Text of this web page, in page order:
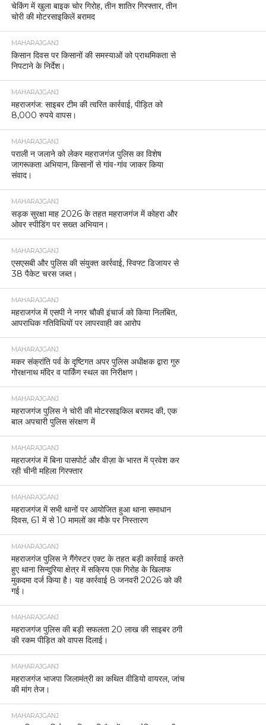
चेकिंग में खुला बाइक चोर गिरोह, तीन शातिर गिरफ्तार, तीन
चोरी की मोटरसाइकिलें बरामद
MAHARAJGANJ
किसान दिवस पर किसानों की समस्याओं को प्राथमिकता से
निपटाने के निर्देश।
MAHARAJGANJ
महराजगंज: साइबर टीम की त्वरित कार्रवाई, पीड़ित को
8,000 रुपये वापस।
MAHARAJGANJ
पराली न जलाने को लेकर महराजगंज पुलिस का विशेष
जागरूकता अभियान, किसानों से गांव-गांव जाकर किया
संवाद।
MAHARAJGANJ
सड़क सुरक्षा माह 2026 के तहत महराजगंज में कोहरा और
ओवर स्पीडिंग पर सख्त अभियान।
MAHARAJGANJ
एसएसबी और पुलिस की संयुक्त कार्रवाई, स्विफ्ट डिजायर से
38 पैकेट चरस जब्त।
MAHARAJGANJ
महराजगंज में एसपी ने नगर चौकी इंचार्ज को किया निलंबित,
आपराधिक गतिविधियों पर लापरवाही का आरोप
MAHARAJGANJ
मकर संक्रांति पर्व के दृष्टिगत अपर पुलिस अधीक्षक द्वारा गुरु
गोरक्षनाथ मंदिर व पार्किंग स्थल का निरीक्षण।
MAHARAJGANJ
महराजगंज पुलिस ने चोरी की मोटरसाइकिल बरामद की, एक
बाल अपचारी पुलिस संरक्षण में
MAHARAJGANJ
महराजगंज में बिना पासपोर्ट और वीज़ा के भारत में प्रवेश कर
रही चीनी महिला गिरफ्तार
MAHARAJGANJ
महराजगंज में सभी थानों पर आयोजित हुआ थाना समाधान
दिवस, 61 में से 10 मामलों का मौके पर निस्तारण
MAHARAJGANJ
महराजगंज पुलिस ने गैंगेस्टर एक्ट के तहत बड़ी कार्रवाई करते
हुए थाना सिन्दुरिया क्षेत्र में सक्रिय एक गिरोह के खिलाफ
मुकदमा दर्ज किया है। यह कार्रवाई 8 जनवरी 2026 को की
गई।
MAHARAJGANJ
महराजगंज पुलिस की बड़ी सफलता 20 लाख की साइबर ठगी
की रकम पीड़ित को वापस दिलाई।
MAHARAJGANJ
महराजगंज भाजपा जिलामंत्री का कथित वीडियो वायरल, जांच
की मांग तेज।
MAHARAJGANJ